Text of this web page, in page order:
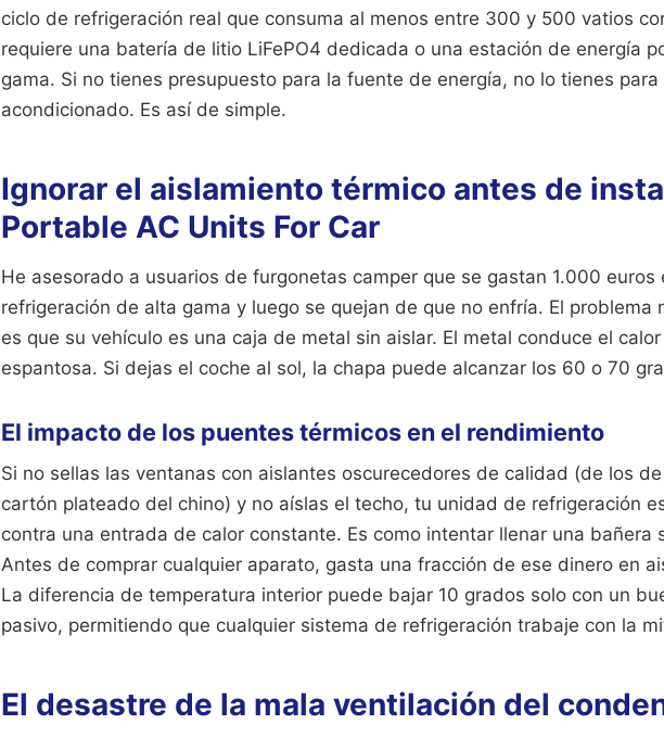
ciclo de refrigeración real que consuma al menos entre 300 y 500 vatios
requiere una batería de litio LiFePO4 dedicada o una estación de energía
gama. Si no tienes presupuesto para la fuente de energía, no lo tienes para
acondicionado. Es así de simple.
Ignorar el aislamiento térmico antes de
Portable AC Units For Car
He asesorado a usuarios de furgonetas camper que se gastan 1.000 euros
refrigeración de alta gama y luego se quejan de que no enfría. El problema
es que su vehículo es una caja de metal sin aislar. El metal conduce el
espantosa. Si dejas el coche al sol, la chapa puede alcanzar los 60 o 70
El impacto de los puentes térmicos en el rendimiento
Si no sellas las ventanas con aislantes oscurecedores de calidad (de los
cartón plateado del chino) y no aíslas el techo, tu unidad de refrigeración
contra una entrada de calor constante. Es como intentar llenar una bañera
Antes de comprar cualquier aparato, gasta una fracción de ese dinero en
La diferencia de temperatura interior puede bajar 10 grados solo con un
pasivo, permitiendo que cualquier sistema de refrigeración trabaje con la
El desastre de la mala ventilación del